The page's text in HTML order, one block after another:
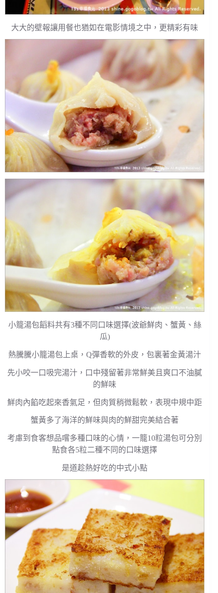
大大的壁報讓用餐也猶如在電影情境之中，更精彩有味
小籠湯包饀料共有3種不同口味選擇(波爺鮮肉、蟹黃、絲
瓜)
熱騰騰小籠湯包上桌，Q彈香軟的外皮，包裏著金黃湯汁
先小咬一口吸完湯汁，口中殘留著非常鮮美且爽口不油膩
的鮮味
鮮肉內餡吃起來香氣足，但肉質稍微鬆軟，表現中規中距
蟹黃多了海洋的鮮味與肉的鮮甜完美結合著
考慮到食客想品嚐多種口味的心情，一籠10粒湯包可分別
點食各5粒二種不同的口味選擇
是道趁熱好吃的中式小點